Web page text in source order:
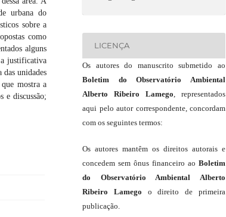
urbana do
sobre a
como
alguns
justificativa
unidades
mostra a
e discussão;
LICENÇA
Os autores do manuscrito submetido ao
Boletim do Observatório Ambiental
Alberto Ribeiro Lamego , representados
aqui pelo autor correspondente, concordam
com os seguintes termos:
Os autores mantêm os direitos autorais e
concedem sem ônus financeiro ao Boletim
do Observatório Ambiental Alberto
Ribeiro Lamego o direito de primeira
publicação.